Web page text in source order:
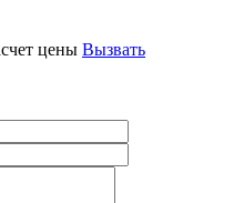
цены Вызвать